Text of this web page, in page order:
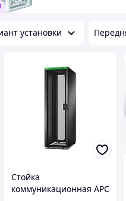
установки
Стойка
коммуникационная APC